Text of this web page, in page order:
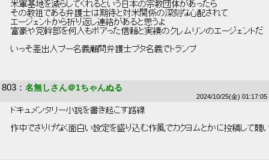
米軍基地を減らしてくれるという日本の宗教団体があったら
その教祖である弁護士は期待と対米関係の深刻な心配されて
エージェントから折り返し連絡があると思うよ
富豪や党幹部を何人もポアった信頼と実績のクレムリンのエージェントだ
いっそ差出人プー名義顧問弁護士ブタ名義でトランプ
803 ： 名無しさん＠1ちゃんぬる
2024/10/25(金) 01:17:05
ドキュメンタリー小説を書き起こす路線
作中でさりげなく面白い設定を盛り込む作風でカクヨムとかに投稿して競